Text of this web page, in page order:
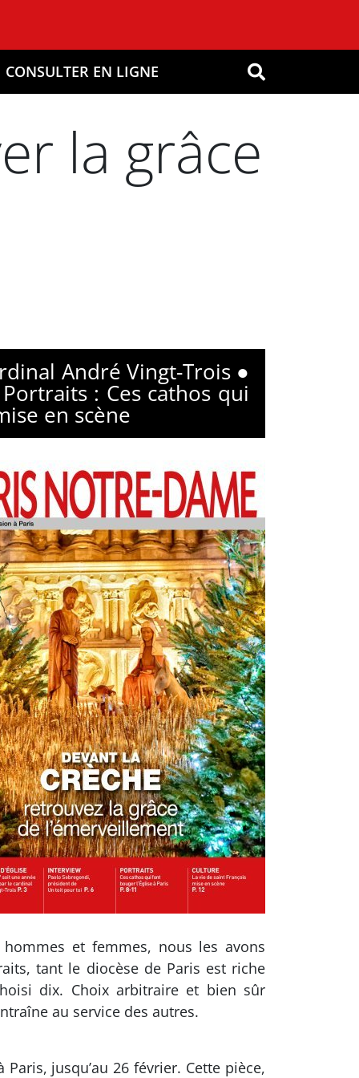
OK
CONSULTER EN LIGNE
la grâce
André Vingt-Trois ●
: Ces cathos qui
en scène
et femmes, nous les avons
tant le diocèse de Paris est riche
dix. Choix arbitraire et bien sûr
au service des autres.
jusqu’au 26 février. Cette pièce,